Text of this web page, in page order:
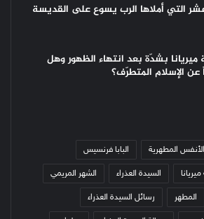
التي أملاها الرب يسوع على القديسة
ميريانا بشدّة بعد انتهاء الظهور وهل
عن الإسلام المتطرّف؟
الأنفس المطهرية البابا فرنسيس
ميريانا السيدة العذراء الشهر المريمي
المطهر رسائل السيدة العذراء